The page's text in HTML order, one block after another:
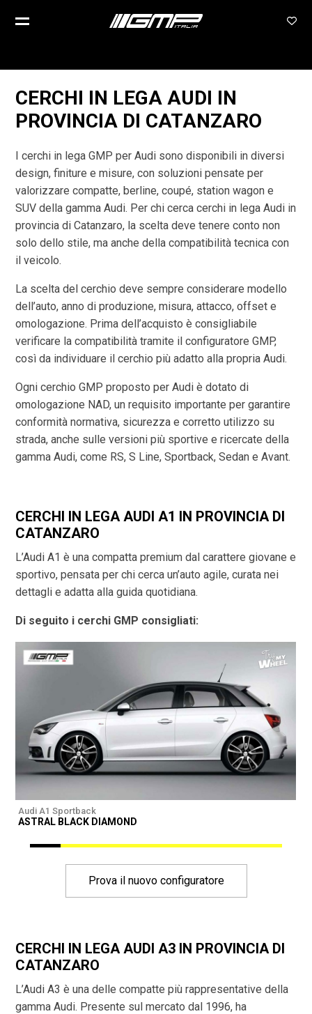
CERCHI IN LEGA AUDI IN
PROVINCIA DI CATANZARO
I cerchi in lega GMP per Audi sono disponibili in diversi
design, finiture e misure, con soluzioni pensate per
valorizzare compatte, berline, coupé, station wagon e
SUV della gamma Audi. Per chi cerca cerchi in lega Audi in
provincia di Catanzaro, la scelta deve tenere conto non
solo dello stile, ma anche della compatibilità tecnica con
il veicolo.
La scelta del cerchio deve sempre considerare modello
dell’auto, anno di produzione, misura, attacco, offset e
omologazione. Prima dell’acquisto è consigliabile
verificare la compatibilità tramite il configuratore GMP,
così da individuare il cerchio più adatto alla propria Audi.
Ogni cerchio GMP proposto per Audi è dotato di
omologazione NAD, un requisito importante per garantire
conformità normativa, sicurezza e corretto utilizzo su
strada, anche sulle versioni più sportive e ricercate della
gamma Audi, come RS, S Line, Sportback, Sedan e Avant.
CERCHI IN LEGA AUDI A1 IN PROVINCIA DI
CATANZARO
L’Audi A1 è una compatta premium dal carattere giovane e
sportivo, pensata per chi cerca un’auto agile, curata nei
dettagli e adatta alla guida quotidiana.
Di seguito i cerchi GMP consigliati:
Audi A1 Sportback
ASTRAL BLACK DIAMOND
Prova il nuovo configuratore
CERCHI IN LEGA AUDI A3 IN PROVINCIA DI
CATANZARO
L’Audi A3 è una delle compatte più rappresentative della
gamma Audi. Presente sul mercato dal 1996, ha